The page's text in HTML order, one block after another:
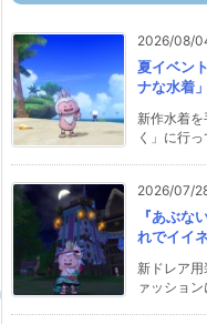
2026/08/
夏イベン
ナな水着
新作水着
く」に行
2026/07/
『あぶな
れでイイ
新ドレア
ァッショ